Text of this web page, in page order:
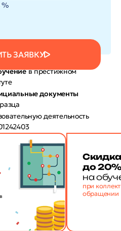
ЗАЯВКУ
%
в престижном
документы
деятельность
до
на
при
обращении